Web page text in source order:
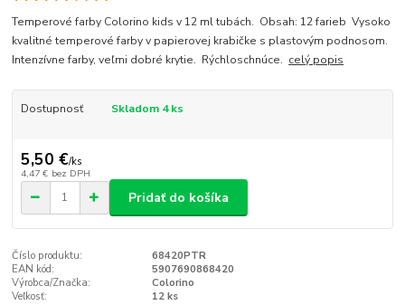
Temperové farby Colorino kids v 12 ml tubách. Obsah: 12 farieb Vysoko
kvalitné temperové farby v papierovej krabičke s plastovým podnosom.
Intenzívne farby, veľmi dobré krytie. Rýchloschnúce. celý popis
Dostupnosť Skladom 4 ks
5,50 €/ks
4,47 € bez DPH
Pridať do košíka
Číslo produktu:
68420PTR
EAN kód:
5907690868420
Výrobca/Značka:
Colorino
Veľkosť:
12 ks